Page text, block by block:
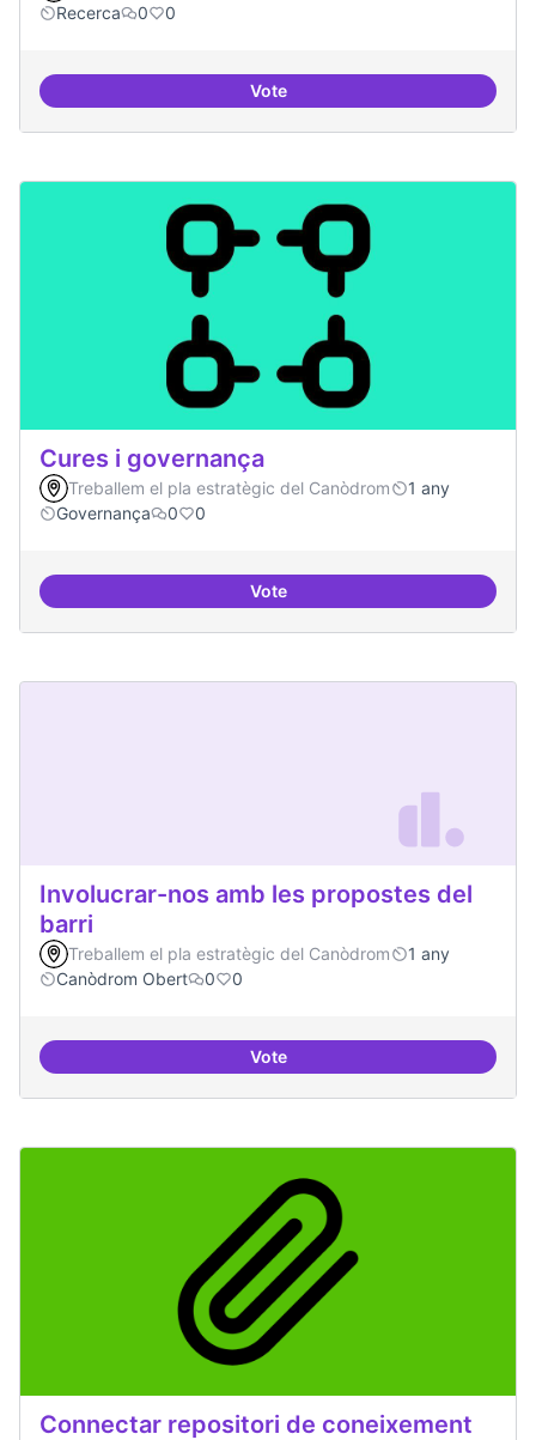
Recerca
0 0
VoteTecnologies lliures en servidors
Cures i governança
Treballem el pla estratègic del Canòdrom
1 any
Governança
0 0
VoteCures i governança
Involucrar-nos amb les propostes del
barri
Treballem el pla estratègic del Canòdrom
1 any
Canòdrom Obert
0 0
VoteInvolucrar-nos amb les
Connectar repositori de coneixement